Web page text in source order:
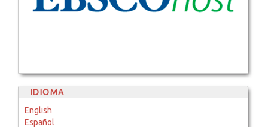
IDIOMA
English
Español